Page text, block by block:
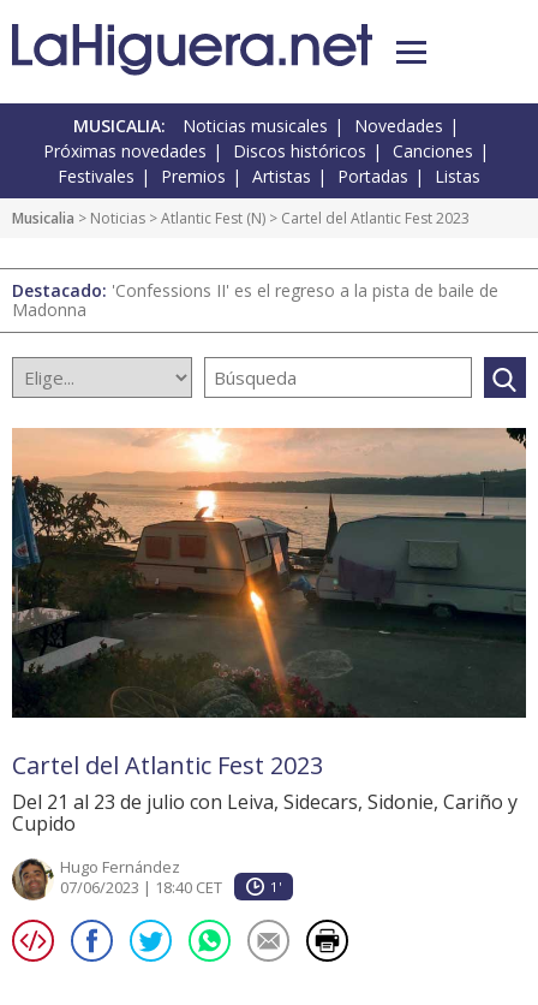
MUSICALIA: Noticias musicales
Novedades
Próximas novedades
Discos históricos
Canciones
Festivales
Premios Artistas Portadas Listas
Musicalia > Noticias >Atlantic Fest (N) > Cartel del Atlantic Fest 2023
Destacado: 'Confessions II' es el regreso a la pista de baile de
Madonna
Cartel del Atlantic Fest 2023
Del 21 al 23 de julio con Leiva, Sidecars, Sidonie, Cariño y
Cupido
Hugo Fernández
07/06/2023 | 18:40 CET
1'